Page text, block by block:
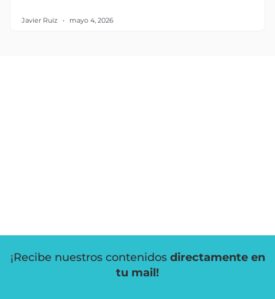
Javier Ruiz mayo 4, 2026
¡Recibe nuestros contenidos directamente en
tu mail!